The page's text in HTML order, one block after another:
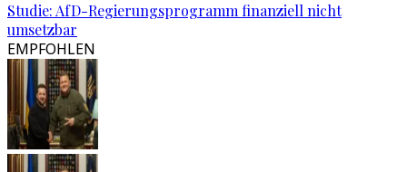
Studie: AfD-Regierungsprogramm finanziell nicht
umsetzbar
EMPFOHLEN